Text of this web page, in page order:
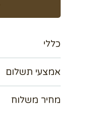
כללי
קבלו הנחה 15%
אמצעי תשלום
אפשרות לשלם ב Bit
מחיר משלוח